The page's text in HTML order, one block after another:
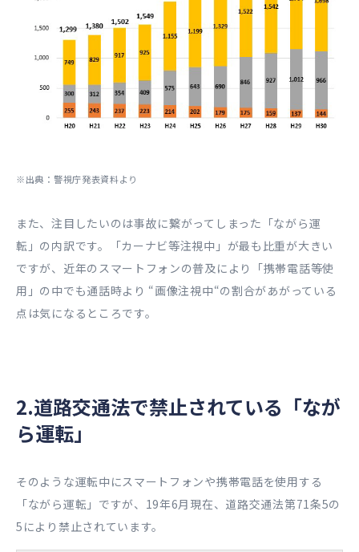
※出典：警視庁発表資料より
また、注目したいのは事故に繋がってしまった「ながら運
転」の内訳です。「カーナビ等注視中」が最も比重が大きい
ですが、近年のスマートフォンの普及により「携帯電話等使
用」の中でも通話時より “画像注視中“の割合があがっている
点は気になるところです。
2.道路交通法で禁止されている「なが
ら運転」
そのような運転中にスマートフォンや携帯電話を使用する
「ながら運転」ですが、19年6月現在、道路交通法第71条5の
5により禁止されています。